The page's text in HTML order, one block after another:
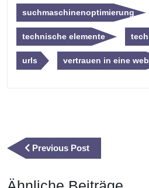
suchmaschinenoptimierung
technische elemente
urls vertrauen in eine
Previous PostPrevious
Post